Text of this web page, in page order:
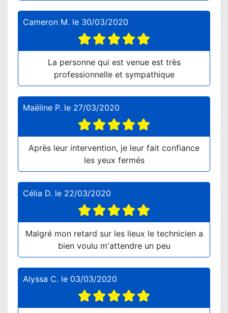
Cameron M. le 30/03/2020
La personne qui est venue est très
professionnelle et sympathique
Maëline P. le 27/03/2020
Après leur intervention, je leur fait confiance
les yeux fermés
Célia D. le 22/03/2020
Malgré mon retard sur les lieux le technicien a
bien voulu m'attendre un peu
Alyssa C. le 03/03/2020